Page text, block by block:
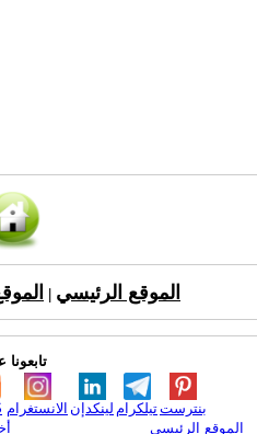
الموقع الرئيسي
تابعونا
الانستغرام لينكدإن تيلكرامبنترست
الموقع الرئيسي